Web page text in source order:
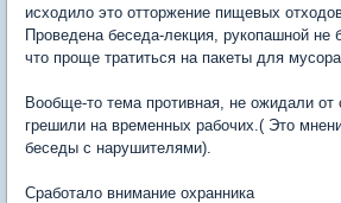
исходило это отторжение пищевых
Проведена беседа-лекция, рукопашной не
что проще тратиться на пакеты для
Вообще-то тема противная, не ожидали от
грешили на временных рабочих.( Это
беседы с нарушителями).
Сработало внимание охранника